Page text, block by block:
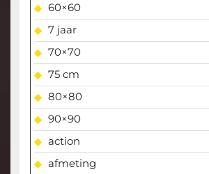
60×60
7 jaar
70×70
75 cm
80×80
90×90
action
afmeting